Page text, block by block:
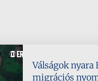
Válságok nyara
migrációs